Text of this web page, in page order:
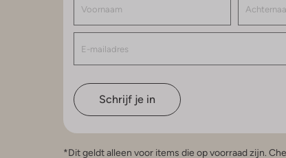
Schrijf je in
*Dit geldt alleen voor items die op voorraad zijn.